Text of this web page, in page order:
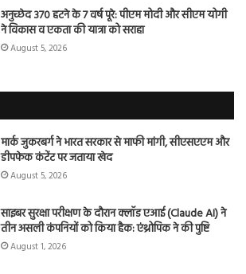
अनुच्छेद 370 हटने के 7 वर्ष पूरे: पीएम मोदी और सीएम योगी
ने विकास व एकता की यात्रा को सराहा
August 5, 2026
मार्क जुकरबर्ग ने भारत सरकार से माफी मांगी, सीएसएएम और
डीपफेक कंटेंट पर जताया खेद
August 5, 2026
साइबर सुरक्षा परीक्षण के दौरान क्लॉड एआई (Claude AI) ने
तीन असली कंपनियों को किया हैक: एंथ्रोपिक ने की पुष्टि
August 1, 2026